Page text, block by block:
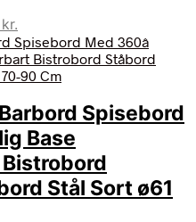
kr.
aktuelle
pris
er:
Spisebord
Base
Stål Sort ø61